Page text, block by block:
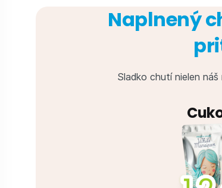
Naplnený
Sladko chutí nielen